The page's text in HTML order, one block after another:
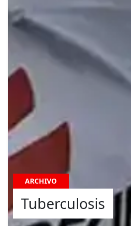
ARCHIVO
Tuberculosis